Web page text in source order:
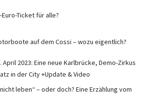
Ticket für alle?
auf dem Cossi – wozu eigentlich?
April 2023: Eine neue Karlbrücke, Demo-Zirkus
in der City +Update & Video
leben“ – oder doch? Eine Erzählung vom